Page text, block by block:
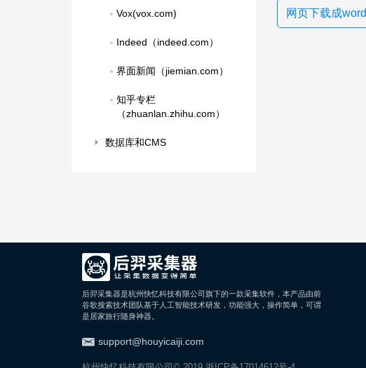
Vox(vox.com)
Indeed（indeed.com）
界面新闻（jiemian.com）
知乎专栏
（zhuanlan.zhihu.com）
数据库和CMS
网页下载成word
后羿采集器是杭州快忆科技有限公司旗下的一款采集软件，本产品由前
谷歌搜索技术团队基于人工智能技术研发，功能强大，操作简单，可谓
是居家旅行随身神器。
support@houyicaiji.com